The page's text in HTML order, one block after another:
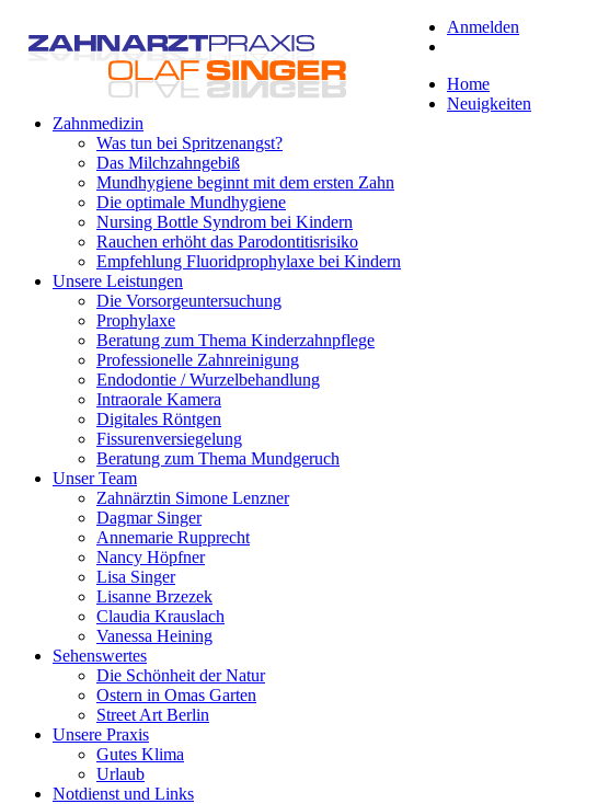
Anmelden
Home
Neuigkeiten
Zahnmedizin
Was tun bei Spritzenangst?
Das Milchzahngebiß
Mundhygiene beginnt mit dem ersten Zahn
Die optimale Mundhygiene
Nursing Bottle Syndrom bei Kindern
Rauchen erhöht das Parodontitisrisiko
Empfehlung Fluoridprophylaxe bei Kindern
Unsere Leistungen
Die Vorsorgeuntersuchung
Prophylaxe
Beratung zum Thema Kinderzahnpflege
Professionelle Zahnreinigung
Endodontie / Wurzelbehandlung
Intraorale Kamera
Digitales Röntgen
Fissurenversiegelung
Beratung zum Thema Mundgeruch
Unser Team
Zahnärztin Simone Lenzner
Dagmar Singer
Annemarie Rupprecht
Nancy Höpfner
Lisa Singer
Lisanne Brzezek
Claudia Krauslach
Vanessa Heining
Sehenswertes
Die Schönheit der Natur
Ostern in Omas Garten
Street Art Berlin
Unsere Praxis
Gutes Klima
Urlaub
Notdienst und Links